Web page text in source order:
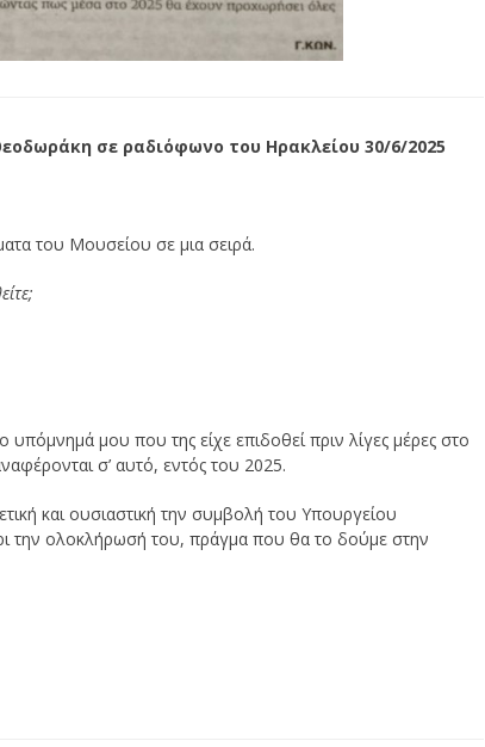
σε ραδιόφωνο του Ηρακλείου 30/6/2025
του Μουσείου σε μια σειρά.
μου που της είχε επιδοθεί πριν λίγες μέρες στο
σ’ αυτό, εντός του 2025.
και ουσιαστική την συμβολή του Υπουργείου
την ολοκλήρωσή του, πράγμα που θα το δούμε στην